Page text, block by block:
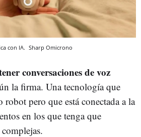
con IA. Sharp Omicrono
conversaciones de voz
la firma. Una tecnología que
pero que está conectada a la
en los que tenga que